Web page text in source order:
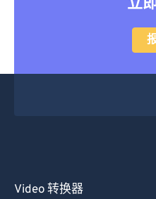
立
Video 转换器